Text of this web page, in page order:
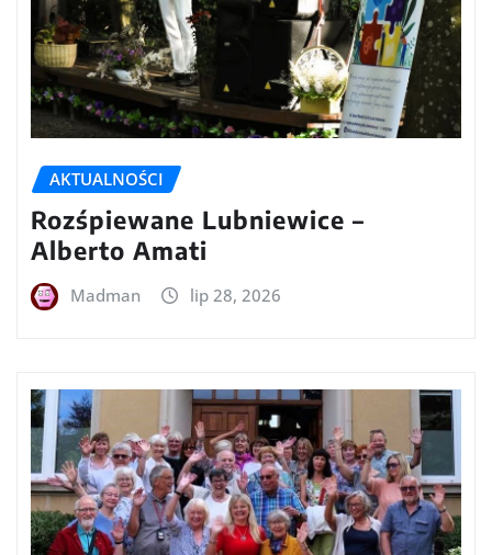
AKTUALNOŚCI
Rozśpiewane Lubniewice –
Alberto Amati
Madman lip 28, 2026